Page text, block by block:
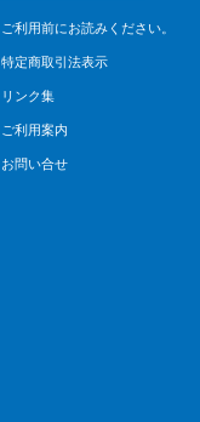
ご利用前にお読みください。
特定商取引法表示
リンク集
ご利用案内
お問い合せ